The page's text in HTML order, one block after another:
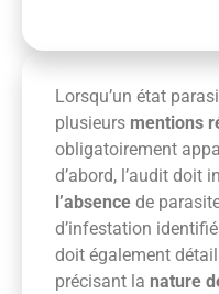
Lorsqu’un état
plusieurs mentions
obligatoirement
d’abord, l’audit doit
l’absence de
d’infestation
doit également
précisant la nature